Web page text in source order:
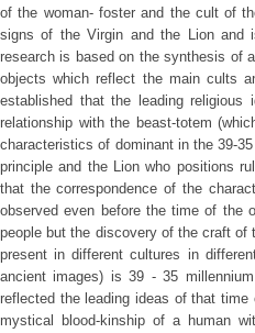
of the woman- foster and the cult of
signs of the Virgin and the Lion and
research is based on the synthesis of
objects which reflect the main cults
established that the leading
relationship with the beast-totem
characteristics of dominant in the 39-
principle and the Lion who positions
that the correspondence of the
observed even before the time of the
people but the discovery of the craft of
present in different cultures in
ancient images) is 39 - 35
reflected the leading ideas of that
mystical blood-kinship of a human